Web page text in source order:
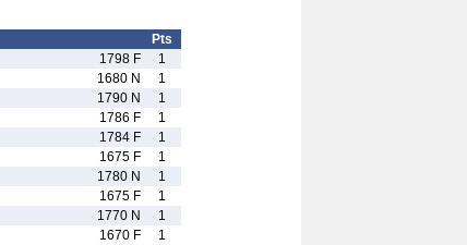
Pts
1798 F
1
1680 N
1
1790 N
1
1786 F
1
1784 F
1
1675 F
1
1780 N
1
1675 F
1
1770 N
1
1670 F
1